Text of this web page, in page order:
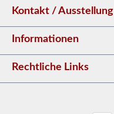
Kontakt / Ausstellung
Informationen
Rechtliche Links